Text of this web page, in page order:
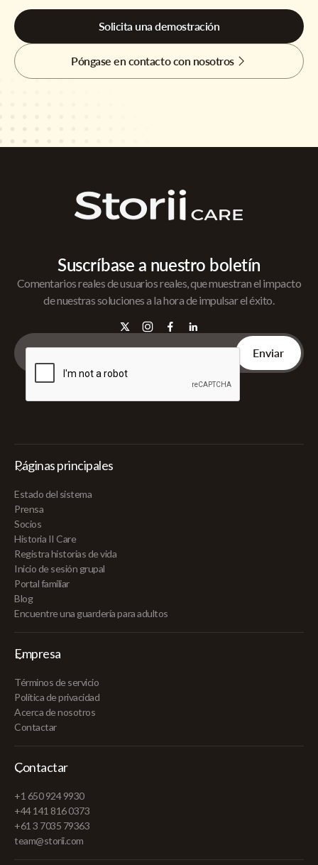
Solicita una demostración
Póngase en contacto con nosotros
Suscríbase a nuestro boletín
Comentarios reales de usuarios reales, que muestran el impacto
de nuestras soluciones a la hora de impulsar el éxito.
Páginas principales
Estado del sistema
Prensa
Socios
Historia II Care
Registra historias de vida
Inicio de sesión grupal
Portal familiar
Blog
Encuentre una guardería para adultos
Empresa
Términos de servicio
Política de privacidad
Acerca de nosotros
Contactar
Contactar
+1 650 924 9930
+44 141 816 0373
+61 3 7035 79363
team@storii.com